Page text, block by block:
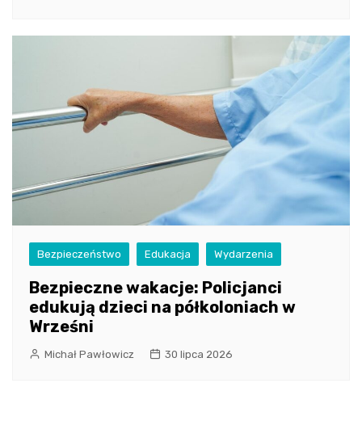
Bezpieczeństwo Edukacja Wydarzenia
Bezpieczne wakacje: Policjanci
edukują dzieci na półkoloniach w
Wrześni
Michał Pawłowicz 30 lipca 2026